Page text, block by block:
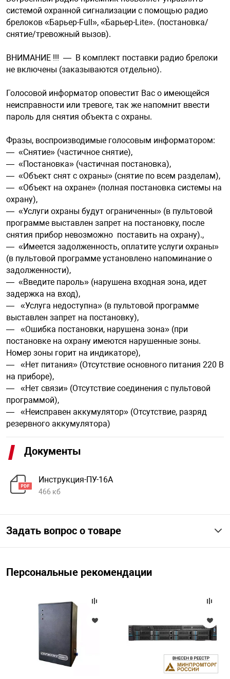
безопасность
оборудование
системой охранной сигнализации с помощью радио
брелоков «Барьер-Full», «Барьер-Lite». (постановка/
снятие/тревожный вызов).
ВНИМАНИЕ !!! — В комплект поставки радио брелоки
не включены (заказываются отдельно).
Голосовой информатор оповестит Вас о имеющейся
неисправности или тревоге, так же напомнит ввести
пароль для снятия объекта с охраны.
Фразы, воспроизводимые голосовым информатором:
— «Снятие» (частичное снятие),
— «Постановка» (частичная постановка),
— «Объект снят с охраны» (снятие по всем разделам),
— «Объект на охране» (полная постановка системы на
охрану),
— «Услуги охраны будут ограниченны» (в пультовой
программе выставлен запрет на постановку, после
снятия прибор невозможно поставить на охрану).,
— «Имеется задолженность, оплатите услуги охраны»
(в пультовой программе установлено напоминание о
задолженности),
— «Введите пароль» (нарушена входная зона, идет
задержка на вход),
— «Услуга недоступна» (в пультовой программе
выставлен запрет на постановку),
— «Ошибка постановки, нарушена зона» (при
постановке на охрану имеются нарушенные зоны.
Номер зоны горит на индикаторе),
— «Нет питания» (Отсутствие основного питания 220 В
на приборе),
— «Нет связи» (Отсутствие соединения с пультовой
программой),
— «Неисправен аккумулятор» (Отсутствие, разряд
резервного аккумулятора)
Документы
Инструкция-ПУ-16А
466 кб
Задать вопрос о товаре
Персональные рекомендации